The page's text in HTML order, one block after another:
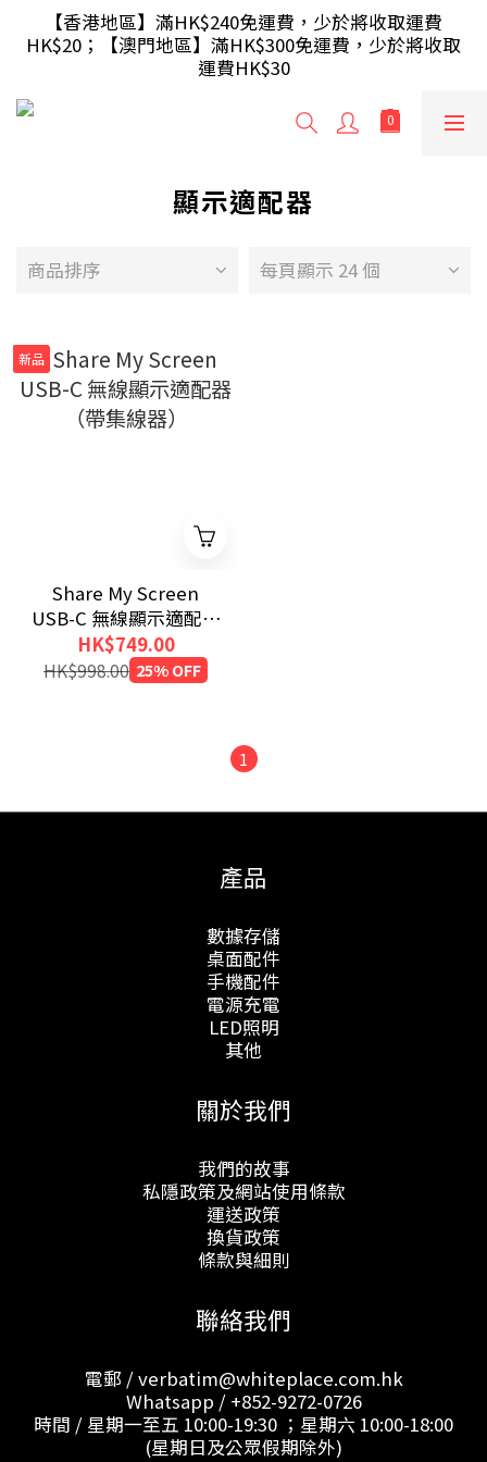
【滿額即送】訂單滿$499 送 USB 無線滑鼠 / 30W USB
充電器 ; 滿$699 再送 AA/AAA 電芯40粒(隨機及根據庫
存調整)
【香港地區】滿HK$240免運費，少於將收取運費
HK$20；【澳門地區】滿HK$300免運費，少於將收取
運費HK$30
【滿額即送】訂單滿$499 送 USB 無線滑鼠 / 30W USB
充電器 ; 滿$699 再送 AA/AAA 電芯40粒(隨機及根據庫
顯示適配器
商品排序 每頁顯示 24 個
新品
Share My Screen
USB-C 無線顯示適配器
（帶集線器）
HK$749.00
HK$998.00 25% OFF
1
產品
數據存儲
桌面配件
手機配件
電源充電
LED照明
其他
關於我們
我們的故事
私隱政策及網站使用條款
運送政策
換貨政策
條款與細則
聯絡我們
電郵 / verbatim@whiteplace.com.hk
Whatsapp / +852-9272-0726
時間 / 星期一至五 10:00-19:30 ；星期六 10:00-18:00
(星期日及公眾假期除外)